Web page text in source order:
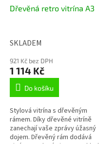
Dřevěná retro vitrína A3
SKLADEM
921 Kč bez DPH
1 114 Kč
Do košíku
Stylová vitrína s dřevěným
rámem. Díky dřevěné vitríně
zanechají vaše zprávy úžasný
dojem. Dřevěný rám dodává